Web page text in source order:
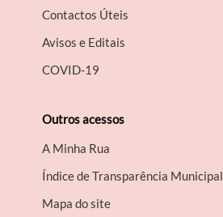
Contactos Úteis
Avisos e Editais
COVID-19
Outros acessos
A Minha Rua
Índice de Transparência Municipal
Mapa do site